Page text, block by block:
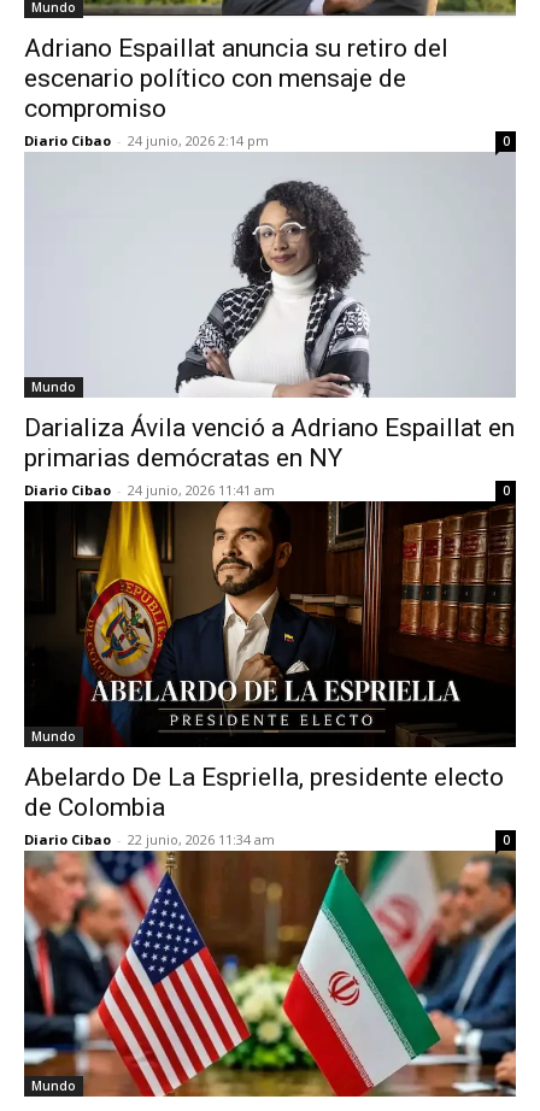
Mundo
Adriano Espaillat anuncia su retiro del
escenario político con mensaje de
compromiso
Diario Cibao - 24 junio, 2026 2:14 pm 0
Mundo
Darializa Ávila venció a Adriano Espaillat en
primarias demócratas en NY
Diario Cibao - 24 junio, 2026 11:41 am 0
Mundo
Abelardo De La Espriella, presidente electo
de Colombia
Diario Cibao - 22 junio, 2026 11:34 am 0
Mundo